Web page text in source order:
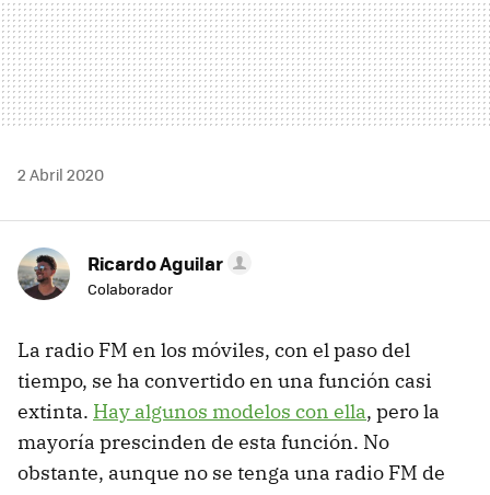
2 Abril 2020
Ricardo Aguilar
Colaborador
La radio FM en los móviles, con el paso del
tiempo, se ha convertido en una función casi
extinta. Hay algunos modelos con ella, pero la
mayoría prescinden de esta función. No
obstante, aunque no se tenga una radio FM de